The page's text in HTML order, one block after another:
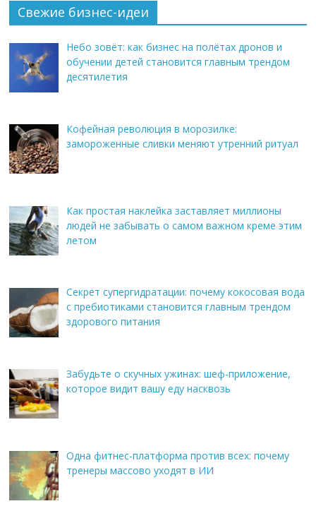
Свежие бизнес-идеи
Небо зовёт: как бизнес на полётах дронов и
обучении детей становится главным трендом
десятилетия
Кофейная революция в морозилке:
замороженные сливки меняют утренний ритуал
Как простая наклейка заставляет миллионы
людей не забывать о самом важном креме этим
летом
Секрет супергидратации: почему кокосовая вода
с пребиотиками становится главным трендом
здорового питания
Забудьте о скучных ужинах: шеф-приложение,
которое видит вашу еду насквозь
Одна фитнес-платформа против всех: почему
тренеры массово уходят в ИИ